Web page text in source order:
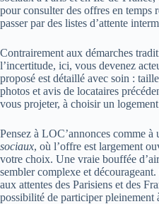
pour consulter des offres en temps
passer par des listes d’attente
Contrairement aux démarches
l’incertitude, ici, vous devenez
proposé est détaillé avec soin :
photos et avis de locataires
vous projeter, à choisir un
Pensez à LOC’annonces comme à
sociaux, où l’offre est largement
votre choix. Une vraie bouffée
sembler complexe et
aux attentes des Parisiens et des
possibilité de participer pleinement